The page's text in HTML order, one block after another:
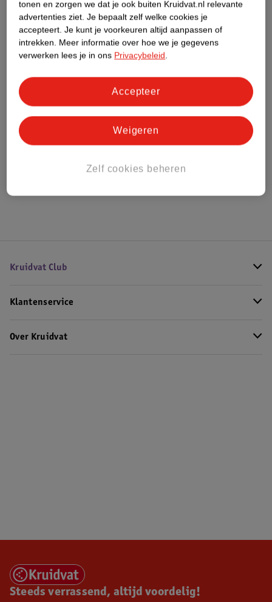
Dit product heeft (nog) geen Nature
Impact Score.
Meer informatie
Bestel & Bezorginformatie
Bekijk ook
Kruidvat Club
Klantenservice
Over Kruidvat
Steeds verrassend, altijd voordelig!
tonen en zorgen we dat je ook buiten Kruidvat.nl relevante
advertenties ziet. Je bepaalt zelf welke cookies je
accepteert. Je kunt je voorkeuren altijd aanpassen of
intrekken. Meer informatie over hoe we je gegevens
verwerken lees je in ons Privacybeleid.
Zelf cookies beheren
Weigeren
Accepteer